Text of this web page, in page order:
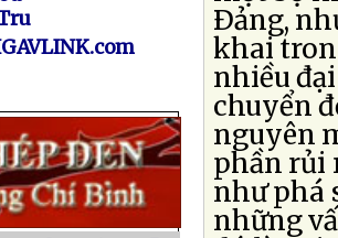
Ðảng,
khai
nhiều
chuyển
nguyên
phần rủi
như phá
những